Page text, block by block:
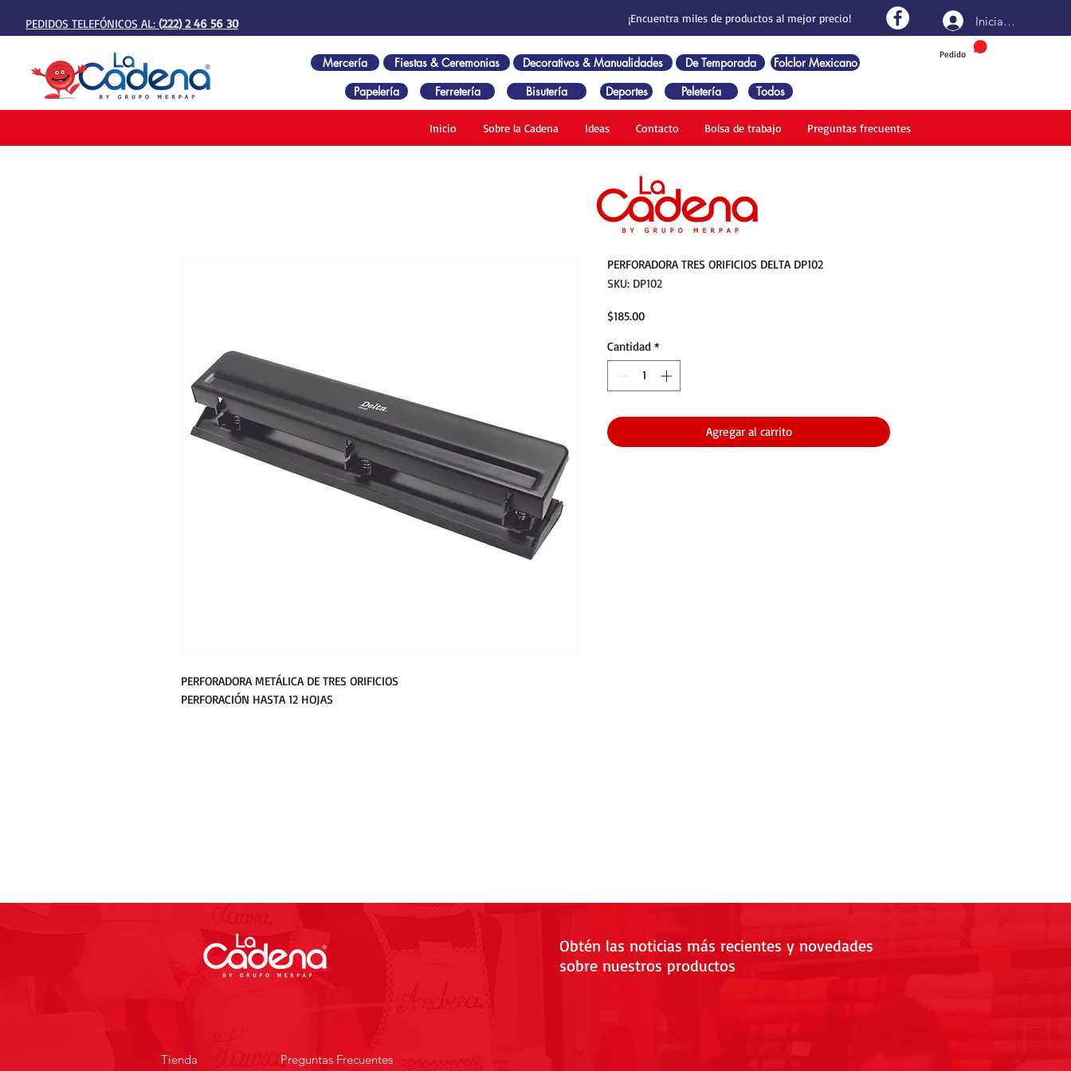
PEDIDOS TELEFÓNICOS AL: (222) 2 46 56 30 ¡Encuentra miles de productos al mejor precio!
Pedido
Iniciar sesión
Mercería Fiestas & Ceremonias Decorativos & Manualidades De Temporada
Folclor Mexicano
Papelería
Ferretería Bisutería Deportes Peletería Todos
Inicio Sobre la Cadena Ideas Contacto Bolsa de trabajo Preguntas frecuentes
PERFORADORA METÁLICA DE TRES ORIFICIOS
PERFORACIÓN HASTA 12 HOJAS
PERFORADORA TRES ORIFICIOS DELTA DP102
SKU: DP102
$185.00Precio
Cantidad *
Agregar al carrito
Tienda Preguntas Frecuentes
Obtén las noticias más recientes y novedades
sobre nuestros productos